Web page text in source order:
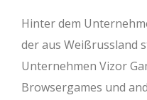
Hinter dem
der aus Weißrussland
Unternehmen Vizor
Browsergames und